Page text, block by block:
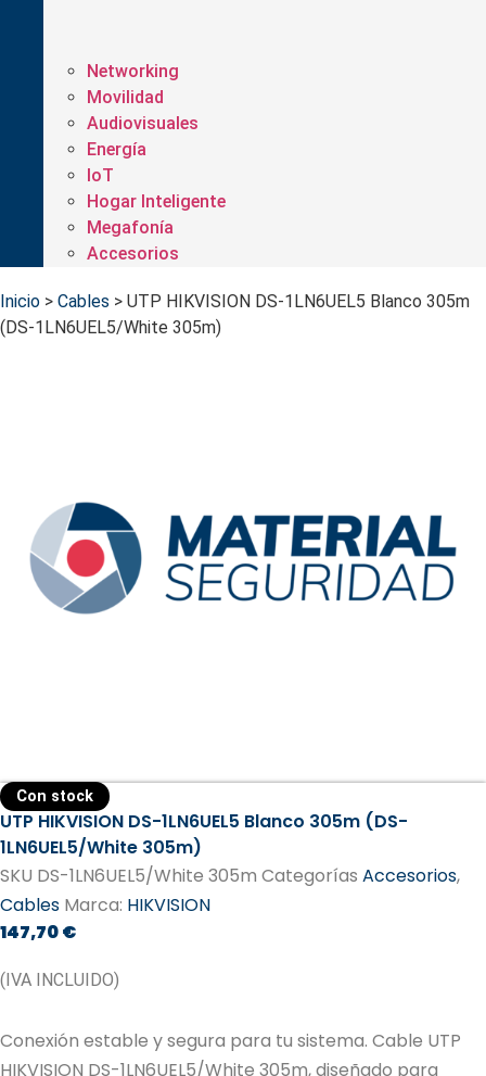
Networking
Movilidad
Audiovisuales
Energía
IoT
Hogar Inteligente
Megafonía
Accesorios
Inicio > Cables > UTP HIKVISION DS-1LN6UEL5 Blanco 305m
(DS-1LN6UEL5/White 305m)
Con stock
UTP HIKVISION DS-1LN6UEL5 Blanco 305m (DS-
1LN6UEL5/White 305m)
SKU DS-1LN6UEL5/White 305m Categorías Accesorios,
Cables Marca: HIKVISION
147,70€
(IVA INCLUIDO)
Conexión estable y segura para tu sistema. Cable UTP
HIKVISION DS-1LN6UEL5/White 305m, diseñado para